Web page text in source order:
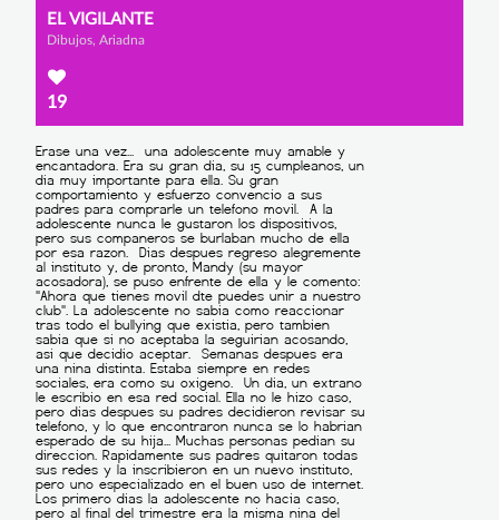
EL VIGILANTE
Dibujos, Ariadna
19